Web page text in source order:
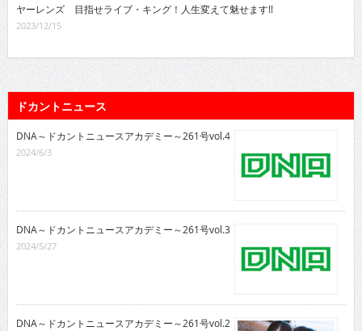
ヤーレンズ 目指せライブ・キング！人生変えて魅せます!!
2023/12/15
ドカントニュース
DNA～ドカントニュースアカデミー～261号vol.4
2024/6/3
DNA～ドカントニュースアカデミー～261号vol.3
2024/5/27
DNA～ドカントニュースアカデミー～261号vol.2